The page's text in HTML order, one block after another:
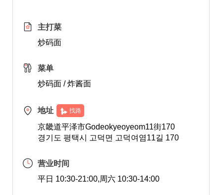
主打菜
炒码面
菜单
炒码面 / 炸酱面
地址 找路
京畿道平泽市Godeokyeoyeom11街170
경기도 평택시 고덕면 고덕여염11길 170
营业时间
平日 10:30-21:00,周六 10:30-14:00